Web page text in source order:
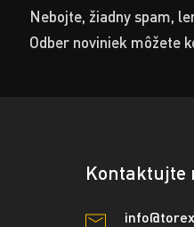
Nebojte, žiadny spam,
Odber noviniek môžete
Kontaktujte